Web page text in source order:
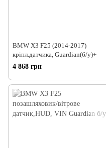
BMW X3 F25 (2014-2017)
кріпл.датчика, Guardian(б/у)+
4 868 грн